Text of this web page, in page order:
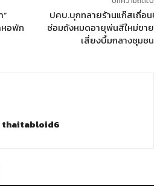
อพัก
ปคบ.บุกทลายร้านแก๊สเถื่อน!
ซ่อมถังหมดอายุพ่นสีใหม่ขาย
เสี่ยงบึ้มกลางชุมชน
thaitabloid6